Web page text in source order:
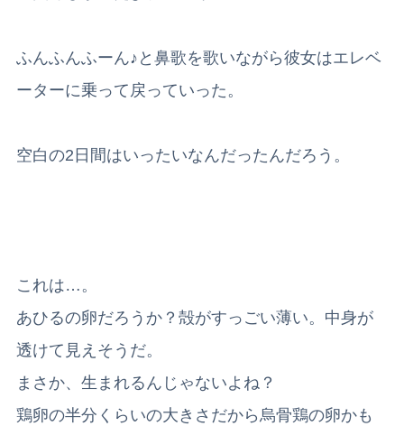
ふんふんふーん♪と鼻歌を歌いながら彼女はエレベ
ーターに乗って戻っていった。
空白の2日間はいったいなんだったんだろう。
これは…。
あひるの卵だろうか？殻がすっごい薄い。中身が
透けて見えそうだ。
まさか、生まれるんじゃないよね？
鶏卵の半分くらいの大きさだから烏骨鶏の卵かも